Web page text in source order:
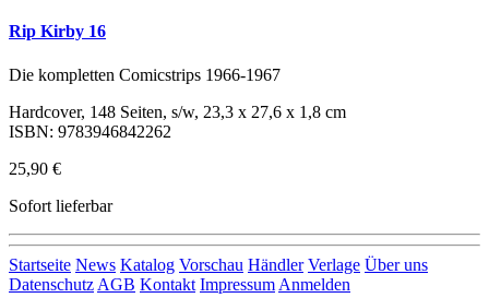
Rip Kirby 16
Die kompletten Comicstrips 1966-1967
Hardcover, 148 Seiten, s/w, 23,3 x 27,6 x 1,8 cm
ISBN: 9783946842262
25,90 €
Sofort lieferbar
Startseite News Katalog Vorschau Händler Verlage Über uns
Datenschutz AGB Kontakt Impressum Anmelden